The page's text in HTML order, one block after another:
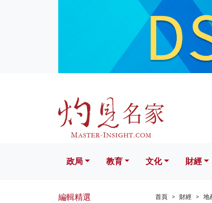
文化 財經
政局 教育 文化 財經
首頁 財經 地
編輯精選